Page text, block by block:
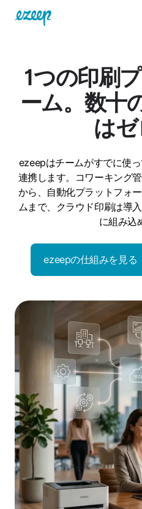
1つの印刷
ーム。数十
はゼ
ezeepはチームがすでに使
連携します。コワーキング
から、自動化プラットフォ
ムまで、クラウド印刷は導
に組み込
ezeepの仕組みを見る